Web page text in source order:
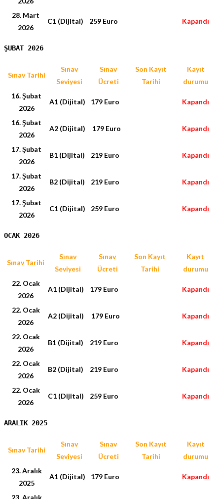
28. Mart
2026
C1 (Dijital) 259 Euro Kapandı
ŞUBAT 2026
Sınav Tarihi
Sınav
Seviyesi
Sınav
Ücreti
Son Kayıt
Tarihi
Kayıt
durumu
16. Şubat
2026
A1 (Dijital) 179 Euro Kapandı
16. Şubat
2026
A2 (Dijital) 179 Euro Kapandı
17. Şubat
2026
B1 (Dijital) 219 Euro Kapandı
17. Şubat
2026
B2 (Dijital) 219 Euro Kapandı
17. Şubat
2026
C1 (Dijital) 259 Euro Kapandı
OCAK 2026
Sınav Tarihi
Sınav
Seviyesi
Sınav
Ücreti
Son Kayıt
Tarihi
Kayıt
durumu
22. Ocak
2026
A1 (Dijital) 179 Euro Kapandı
22. Ocak
2026
A2 (Dijital) 179 Euro Kapandı
22. Ocak
2026
B1 (Dijital) 219 Euro Kapandı
22. Ocak
2026
B2 (Dijital) 219 Euro Kapandı
22. Ocak
2026
C1 (Dijital) 259 Euro Kapandı
ARALIK 2025
Sınav Tarihi
Sınav
Seviyesi
Sınav
Ücreti
Son Kayıt
Tarihi
Kayıt
durumu
23. Aralık
2025
A1 (Dijital) 179 Euro Kapandı